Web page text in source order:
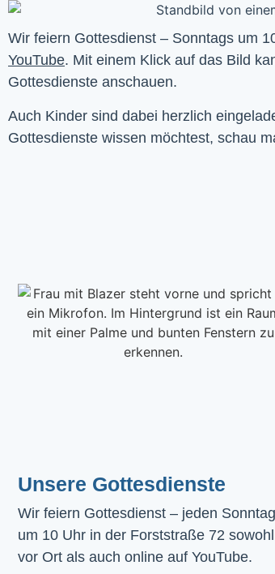
YouTube. Mit einem Klick auf das Bild
Gottesdienste anschauen.
Auch Kinder sind dabei herzlich
Gottesdienste wissen möchtest, schau
Unsere Gottesdienste
Wir feiern Gottesdienst – jeden Sonntag
um 10 Uhr in der Forststraße 72 sowohl
vor Ort als auch online auf YouTube.